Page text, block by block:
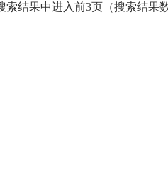
结果中进入前3页（搜索结果